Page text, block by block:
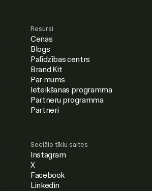
Resursi
Cenas
Blogs
Palīdzības centrs
Brand Kit
Par mums
Ieteikšanas programma
Partneru programma
Partneri
Sociālo tīklu saites
Instagram
X
Facebook
Linkedin